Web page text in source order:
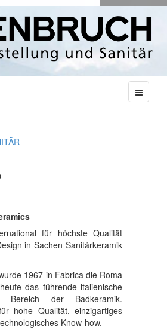
für höchste Qualität
in Sachen Sanitärkeramik
1967 in Fabrica die Roma
das führende italienische
Bereich der Badkeramik.
hohe Qualität, einzigartiges
Know-how.